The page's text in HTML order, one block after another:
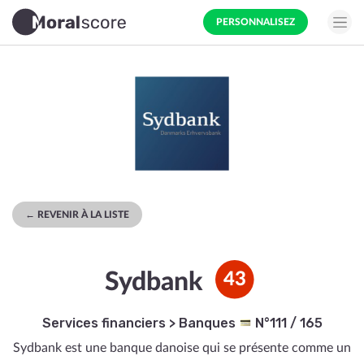
PERSONNALISEZ
← REVENIR À LA LISTE
Sydbank 43
Services financiers> Banques N°111 / 165
Sydbank est une banque danoise qui se présente comme un